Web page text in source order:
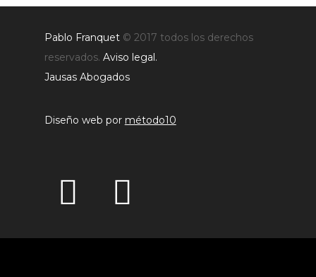
Pablo Franquet © 2017 todos los derechos
reservados. Aviso legal.
Jausas Abogados
Diseño web por método10